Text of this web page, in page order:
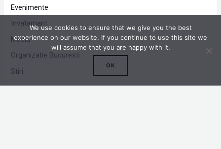
Evenimente
Invatamant
Media
Organizatie Bucuresti
Stiri
We use cookies to ensure that we give you the best
experience on our website. If you continue to use this site we
will assume that you are happy with it.
OK